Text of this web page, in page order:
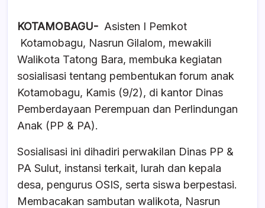
KOTAMOBAGU- Asisten I Pemkot
Kotamobagu, Nasrun Gilalom, mewakili
Walikota Tatong Bara, membuka kegiatan
sosialisasi tentang pembentukan forum anak
Kotamobagu, Kamis (9/2), di kantor Dinas
Pemberdayaan Perempuan dan Perlindungan
Anak (PP & PA).
Sosialisasi ini dihadiri perwakilan Dinas PP &
PA Sulut, instansi terkait, lurah dan kepala
desa, pengurus OSIS, serta siswa berpestasi.
Membacakan sambutan walikota, Nasrun